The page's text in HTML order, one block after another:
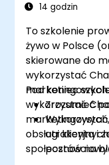
14 godzin
To szkolenie
żywo w Polsce
skierowane do
wykorzystać
wykorzystać
obsługi klienta i
Pod koniec
Zrozumieć
postów na